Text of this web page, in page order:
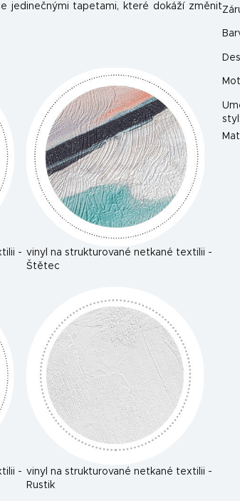
jedinečnými tapetami, které dokáží změnit
- vinyl na strukturované netkané textilii -
Štětec
- vinyl na strukturované netkané textilii -
Rustik
styl